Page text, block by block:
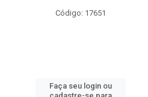
Código: 17651
Faça seu login ou